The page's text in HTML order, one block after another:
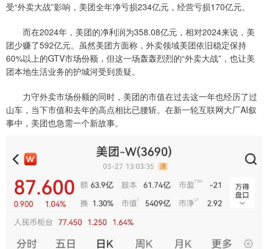
受“外卖大战”影响，美团全年净亏损234亿元，经营亏损170亿元。
而在2024年，美团的净利润为358.08亿元，相对2024来说，美
团少赚了592亿元。虽然美团方面称，外卖领域美团依旧稳定保持
60%以上的GTV市场份额，但这一场轰轰烈烈的“外卖大战”，也让美
团本地生活业务的护城河受到质疑。
力守外卖市场份额的同时，美团的市值在过去这一年也经历了过
山车，当下市值和去年的高点相比已腰斩。在新一轮互联网大厂AI叙
事中，美团也急需一个新故事。